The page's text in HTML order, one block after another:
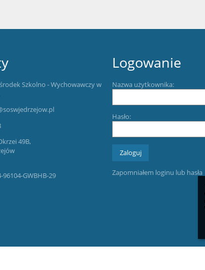
Szkolno - Wychowawczy w
49B,
96104-GWBHB-29
Logowanie
Nazwa użytkownika:
Hasło:
Zapomniałem loginu lub hasła